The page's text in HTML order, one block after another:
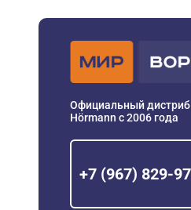
Официальный
Hörmann с 2006 года
+7 (967) 829-